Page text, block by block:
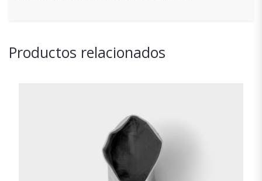
Productos relacionados